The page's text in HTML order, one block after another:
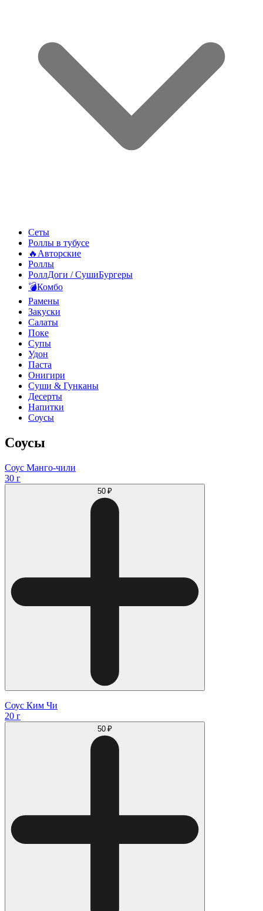
Сеты
Роллы в тубусе
🔥Авторские
Роллы
РоллДоги / СушиБургеры
💣Комбо
Рамены
Закуски
Салаты
Поке
Супы
Удон
Паста
Онигири
Суши & Гунканы
Десерты
Напитки
Соусы
Соусы
Соус Манго-чили
30 г
50 ₽
Соус Ким Чи
20 г
50 ₽